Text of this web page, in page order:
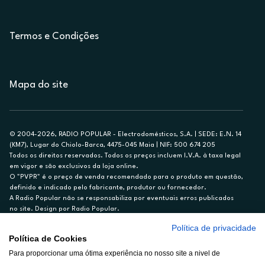
Termos e Condições
Mapa do site
© 2004-2026, RADIO POPULAR - Electrodomésticos, S.A. | SEDE: E.N. 14
(KM7), Lugar do Chiolo-Barca, 4475-045 Maia | NIF: 500 674 205
Todos os direitos reservados. Todos os preços incluem I.V.A. à taxa legal
em vigor e são exclusivos da loja online.
O "PVPR" é o preço de venda recomendado para o produto em questão,
definido e indicado pelo fabricante, produtor ou fornecedor.
A Radio Popular não se responsabiliza por eventuais erros publicados
no site. Design por Radio Popular.
Ex. para limite de crédito de €1.500, reembolsado em 12 meses, TAN
14,79%.
Política de privacidade
Política de Cookies
Para proporcionar uma ótima experiência no nosso site a nivel de